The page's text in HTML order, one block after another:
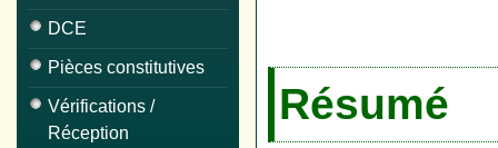
DCE
Pièces constitutives
Vérifications /
Réception
Résumé